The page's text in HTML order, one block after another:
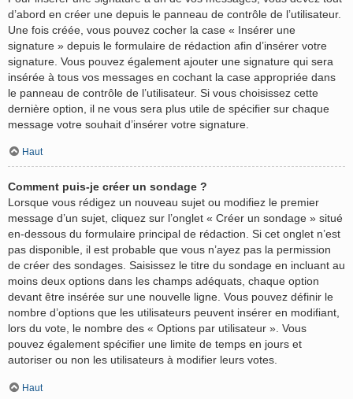
d’abord en créer une depuis le panneau de contrôle de l’utilisateur.
Une fois créée, vous pouvez cocher la case « Insérer une
signature » depuis le formulaire de rédaction afin d’insérer votre
signature. Vous pouvez également ajouter une signature qui sera
insérée à tous vos messages en cochant la case appropriée dans
le panneau de contrôle de l’utilisateur. Si vous choisissez cette
dernière option, il ne vous sera plus utile de spécifier sur chaque
message votre souhait d’insérer votre signature.
Haut
Comment puis-je créer un sondage ?
Lorsque vous rédigez un nouveau sujet ou modifiez le premier
message d’un sujet, cliquez sur l’onglet « Créer un sondage » situé
en-dessous du formulaire principal de rédaction. Si cet onglet n’est
pas disponible, il est probable que vous n’ayez pas la permission
de créer des sondages. Saisissez le titre du sondage en incluant au
moins deux options dans les champs adéquats, chaque option
devant être insérée sur une nouvelle ligne. Vous pouvez définir le
nombre d’options que les utilisateurs peuvent insérer en modifiant,
lors du vote, le nombre des « Options par utilisateur ». Vous
pouvez également spécifier une limite de temps en jours et
autoriser ou non les utilisateurs à modifier leurs votes.
Haut